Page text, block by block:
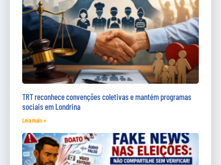
TRT reconhece convenções coletivas e mantém programas
sociais em Londrina
Leia mais »